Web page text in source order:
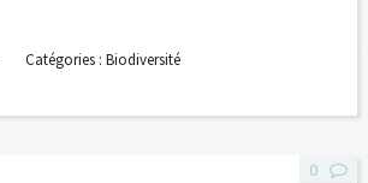
Catégories : Biodiversité
0